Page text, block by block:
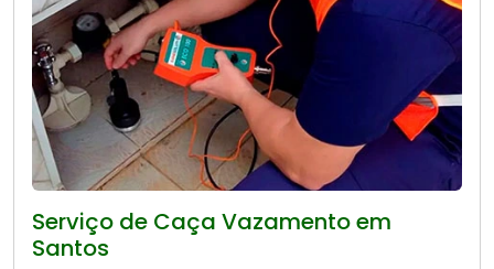
Serviço de Caça Vazamento em
Santos